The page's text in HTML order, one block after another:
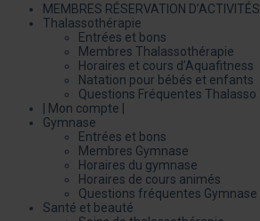
MEMBRES RÉSERVATION D’ACTIVITÉS
Thalassothérapie
Entrées et bons
Membres Thalassothérapie
Horaires et cours d’Aquafitness
Natation pour bébés et enfants
Questions Fréquentes Thalasso
| Mon compte |
Gymnase
Entrées et bons
Membres Gymnase
Horaires du gymnase
Horaires de cours animés
Questions fréquentes Gymnase
Santé et beauté